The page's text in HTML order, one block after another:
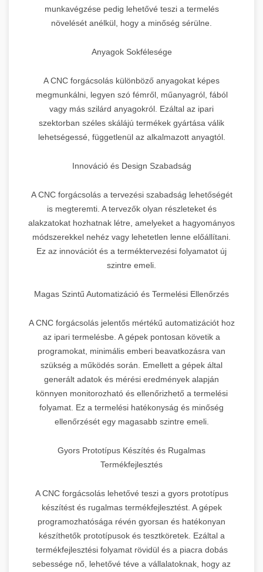
munkavégzése pedig lehetővé teszi a termelés
növelését anélkül, hogy a minőség sérülne.
Anyagok Sokfélesége
A CNC forgácsolás különböző anyagokat képes
megmunkálni, legyen szó fémről, műanyagról, fából
vagy más szilárd anyagokról. Ezáltal az ipari
szektorban széles skálájú termékek gyártása válik
lehetségessé, függetlenül az alkalmazott anyagtól.
Innováció és Design Szabadság
A CNC forgácsolás a tervezési szabadság lehetőségét
is megteremti. A tervezők olyan részleteket és
alakzatokat hozhatnak létre, amelyeket a hagyományos
módszerekkel nehéz vagy lehetetlen lenne előállítani.
Ez az innovációt és a terméktervezési folyamatot új
szintre emeli.
Magas Szintű Automatizáció és Termelési Ellenőrzés
A CNC forgácsolás jelentős mértékű automatizációt hoz
az ipari termelésbe. A gépek pontosan követik a
programokat, minimális emberi beavatkozásra van
szükség a működés során. Emellett a gépek által
generált adatok és mérési eredmények alapján
könnyen monitorozható és ellenőrizhető a termelési
folyamat. Ez a termelési hatékonyság és minőség
ellenőrzését egy magasabb szintre emeli.
Gyors Prototípus Készítés és Rugalmas
Termékfejlesztés
A CNC forgácsolás lehetővé teszi a gyors prototípus
készítést és rugalmas termékfejlesztést. A gépek
programozhatósága révén gyorsan és hatékonyan
készíthetők prototípusok és tesztköretek. Ezáltal a
termékfejlesztési folyamat rövidül és a piacra dobás
sebessége nő, lehetővé téve a vállalatoknak, hogy az